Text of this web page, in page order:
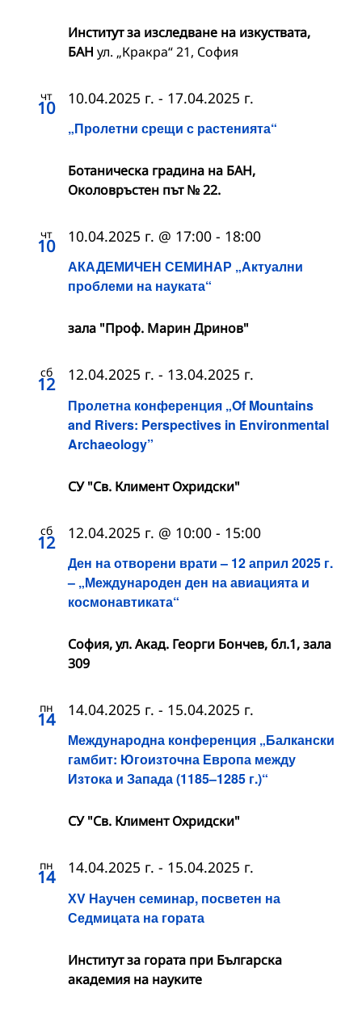
Институт за изследване на изкуствата,
БАН ул. „Кракра“ 21, София
чт
10
„Пролетни срещи с растенията“
10.04.2025 г. - 17.04.2025 г.
Ботаническа градина на БАН,
Околовръстен път № 22.
чт
10
АКАДЕМИЧЕН СЕМИНАР „Актуални
проблеми на науката“
10.04.2025 г. @ 17:00 - 18:00
зала "Проф. Марин Дринов"
сб
12
Пролетна конференция „Of Mountains
and Rivers: Perspectives in Environmental
Archaeology”
12.04.2025 г. - 13.04.2025 г.
СУ "Св. Климент Охридски"
сб
12
Ден на отворени врати – 12 април 2025 г.
– „Международен ден на авиацията и
космонавтиката“
12.04.2025 г. @ 10:00 - 15:00
София, ул. Акад. Георги Бончев, бл.1, зала
309
пн
14
Международна конференция „Балкански
гамбит: Югоизточна Европа между
Изтока и Запада (1185–1285 г.)“
14.04.2025 г. - 15.04.2025 г.
СУ "Св. Климент Охридски"
пн
14
ХV Научен семинар, посветен на
Седмицата на гората
14.04.2025 г. - 15.04.2025 г.
Институт за гората при Българска
академия на науките